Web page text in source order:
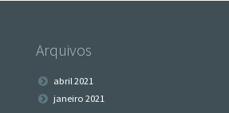
Arquivos
abril 2021
janeiro 2021